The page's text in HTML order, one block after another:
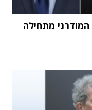
מתחילה